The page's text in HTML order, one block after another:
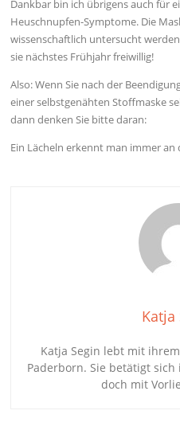
Dankbar bin ich übrigens auch für
Heuschnupfen-Symptome. Die
wissenschaftlich untersucht
sie nächstes Frühjahr freiwillig!
Also: Wenn Sie nach der
einer selbstgenähten Stoffmaske
dann denken Sie bitte daran:
Ein Lächeln erkennt man immer an
Katja
Katja Segin lebt mit
Paderborn. Sie betätigt
doch mit